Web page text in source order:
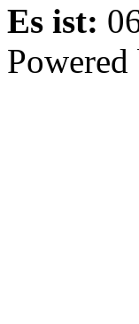
Es ist:
Powered